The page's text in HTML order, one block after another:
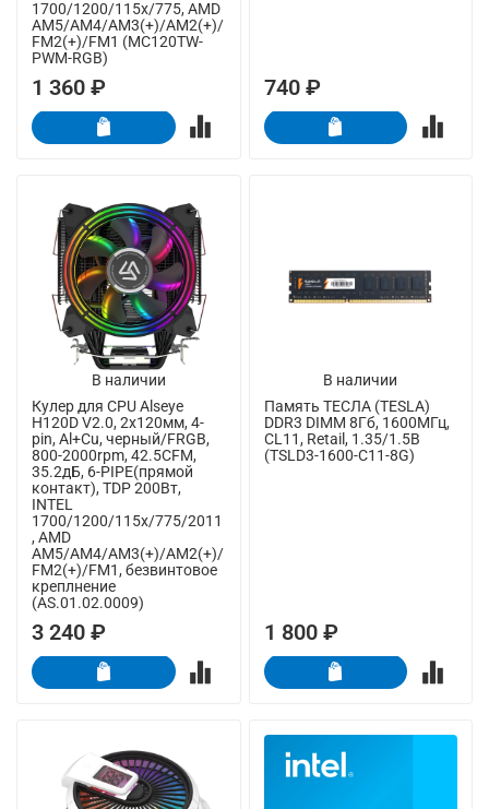
1700/1200/115x/775, AMD
AM5/AM4/AM3(+)/AM2(+)/
FM2(+)/FM1 (MC120TW-
PWM-RGB)
1 360 ₽ 740 ₽
В наличии
Кулер для CPU Alseye
H120D V2.0, 2х120мм, 4-
pin, Al+Cu, черный/FRGB,
800-2000rpm, 42.5CFM,
35.2дБ, 6-PIPE(прямой
контакт), TDP 200Вт,
INTEL
1700/1200/115x/775/2011
, AMD
AM5/AM4/AM3(+)/AM2(+)/
FM2(+)/FM1, безвинтовое
креплнение
(AS.01.02.0009)
3 240 ₽
В наличии
Память ТЕСЛА (TESLA)
DDR3 DIMM 8Гб, 1600МГц,
CL11, Retail, 1.35/1.5В
(TSLD3-1600-C11-8G)
1 800 ₽